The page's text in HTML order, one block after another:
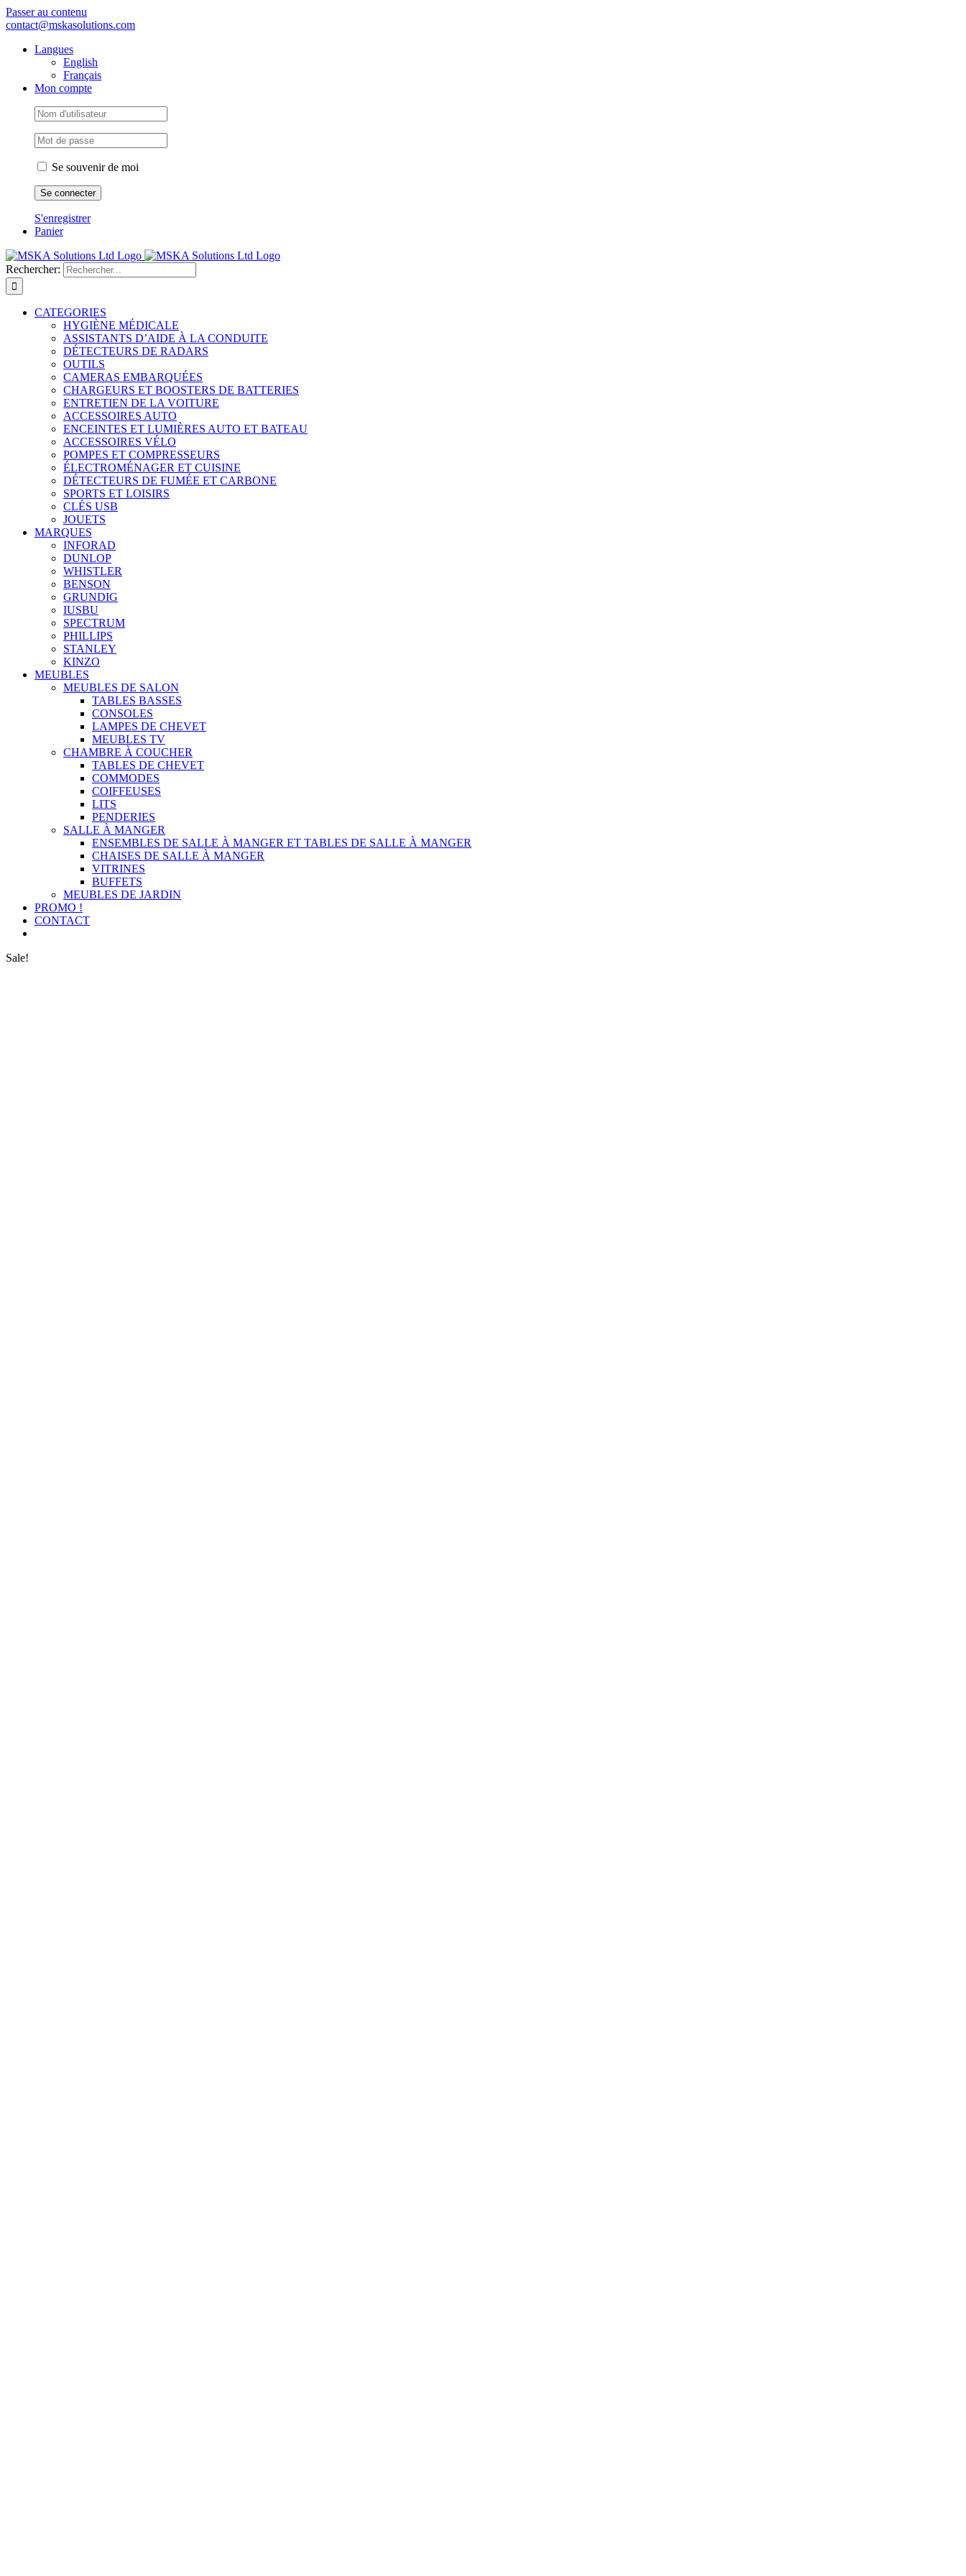
Passer au contenu
contact@mskasolutions.com
Langues
English
Français
Mon compte
Se souvenir de moi
S'enregistrer
Panier
Rechercher:
CATEGORIES
HYGIÈNE MÉDICALE
ASSISTANTS D’AIDE À LA CONDUITE
DÉTECTEURS DE RADARS
OUTILS
CAMERAS EMBARQUÉES
CHARGEURS ET BOOSTERS DE BATTERIES
ENTRETIEN DE LA VOITURE
ACCESSOIRES AUTO
ENCEINTES ET LUMIÈRES AUTO ET BATEAU
ACCESSOIRES VÉLO
POMPES ET COMPRESSEURS
ÉLECTROMÉNAGER ET CUISINE
DÉTECTEURS DE FUMÉE ET CARBONE
SPORTS ET LOISIRS
CLÉS USB
JOUETS
MARQUES
INFORAD
DUNLOP
WHISTLER
BENSON
GRUNDIG
IUSBU
SPECTRUM
PHILLIPS
STANLEY
KINZO
MEUBLES
MEUBLES DE SALON
TABLES BASSES
CONSOLES
LAMPES DE CHEVET
MEUBLES TV
CHAMBRE À COUCHER
TABLES DE CHEVET
COMMODES
COIFFEUSES
LITS
PENDERIES
SALLE À MANGER
ENSEMBLES DE SALLE À MANGER ET TABLES DE SALLE À MANGER
CHAISES DE SALLE À MANGER
VITRINES
BUFFETS
MEUBLES DE JARDIN
PROMO !
CONTACT
Sale!